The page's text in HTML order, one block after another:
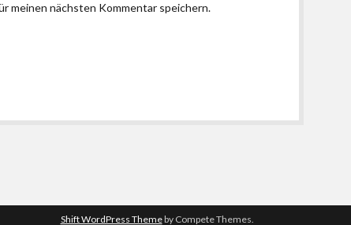
meinen nächsten Kommentar speichern.
Shift WordPress Themeby Compete Themes.